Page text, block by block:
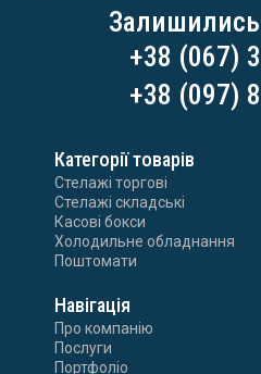
+38 (067)
+38 (097)
Категорії товарів
Стелажі торгові
Стелажі складські
Касові бокси
Холодильне обладнання
Поштомати
Навігація
Про компанію
Послуги
Портфоліо